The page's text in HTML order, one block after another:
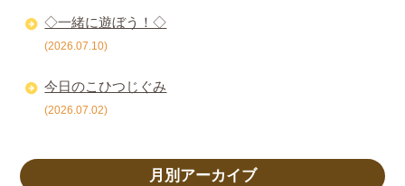
◇一緒に遊ぼう！◇
(2026.07.10)
今日のこひつじぐみ
(2026.07.02)
月別アーカイブ